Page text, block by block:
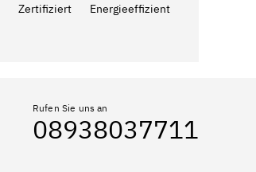
Zertifiziert Energieeffizient
Rufen Sie uns an
08938037711